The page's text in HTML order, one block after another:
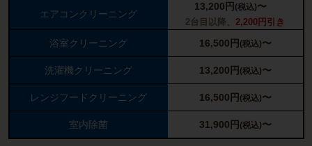
エアコンクリーニング
13,200 円 (税込)〜
2台目以降、 2,200円引き
浴室クリーニング 16,500 円 (税込)〜
洗濯機クリーニング 13,200 円 (税込)〜
レンジフードクリーニング 16,500 円 (税込)〜
室内除菌 31,900 円 (税込)〜